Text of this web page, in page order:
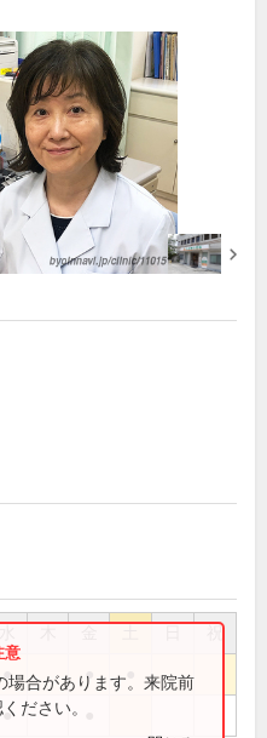
祝
● ●
●
場合があります。来院前
ださい。